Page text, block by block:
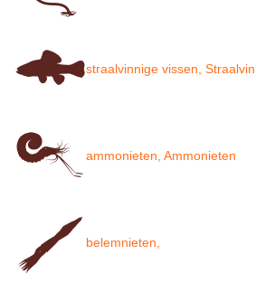
straalvinnige vissen,
ammonieten, Ammonieten
belemnieten,